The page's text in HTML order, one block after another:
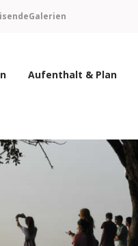
Galerien
Aufenthalt & Plan